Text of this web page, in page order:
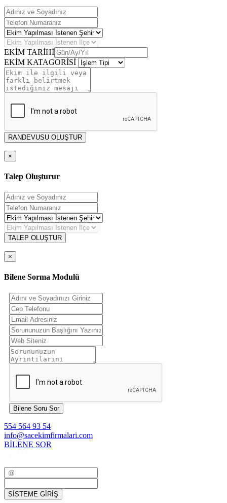
EKİM TARİHİ
EKİM KATAGORİSİ
RANDEVUSU OLUŞTUR
×
Talep Oluşturur
TALEP OLUŞTUR
×
Bilene Sorma Modulü
Bilene Soru Sor
554 564 93 54
info@sacekimfirmalari.com
BİLENE SOR
SİSTEME GİRİŞ